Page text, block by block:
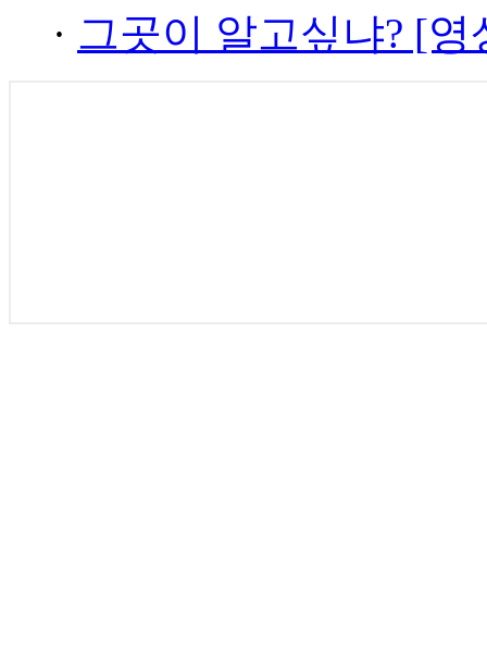
· 그곳이 알고싶냐? [